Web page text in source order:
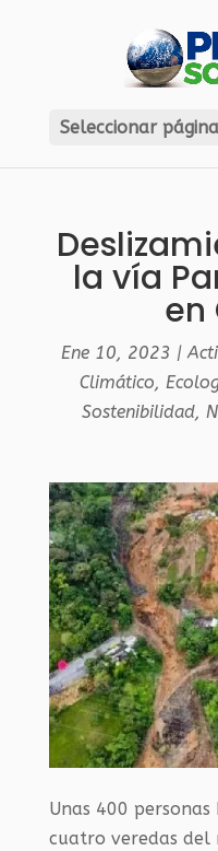
Seleccionar página
la vía
en
Ene 10, 2023 |
Climático,
Sostenibilidad,
Unas 400
cuatro veredas del